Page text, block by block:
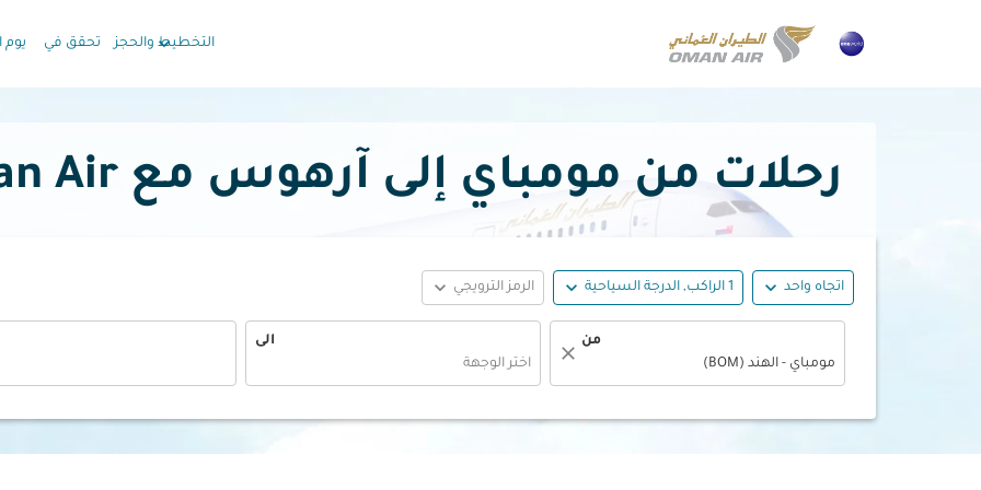
التخطيط والحجز
keyboard_arrow_down تحقق في يوم
رحلات من مومباي إلى آرهوس مع Oman Air بدءًا
اتجاه واحد expand_more 1 الراكب, الدرجة السياحية expand_more الرمز الترويجي expand_more
من
close
الى